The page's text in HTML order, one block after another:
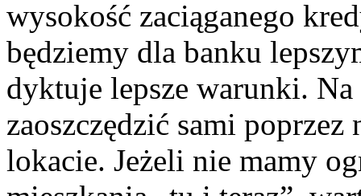
wysokość zaciąganego
będziemy dla banku
dyktuje lepsze warunki. Na
zaoszczędzić sami
lokacie. Jeżeli nie mamy